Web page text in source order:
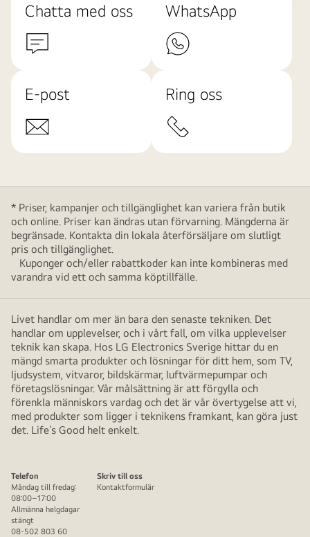
Chatta med oss WhatsApp
E-post Ring oss
* Priser, kampanjer och tillgänglighet kan variera från butik
och online. Priser kan ändras utan förvarning. Mängderna är
begränsade. Kontakta din lokala återförsäljare om slutligt
pris och tillgänglighet.
Kuponger och/eller rabattkoder kan inte kombineras med
varandra vid ett och samma köptillfälle.
Livet handlar om mer än bara den senaste tekniken. Det
handlar om upplevelser, och i vårt fall, om vilka upplevelser
teknik kan skapa. Hos LG Electronics Sverige hittar du en
mängd smarta produkter och lösningar för ditt hem, som TV,
ljudsystem, vitvaror, bildskärmar, luftvärmepumpar och
företagslösningar. Vår målsättning är att förgylla och
förenkla människors vardag och det är vår övertygelse att vi,
med produkter som ligger i teknikens framkant, kan göra just
det. Life’s Good helt enkelt.
Telefon
Måndag till fredag:
08:00–17:00
Allmänna helgdagar
stängt
08-502 803 60
Skriv till oss
Kontaktformulär